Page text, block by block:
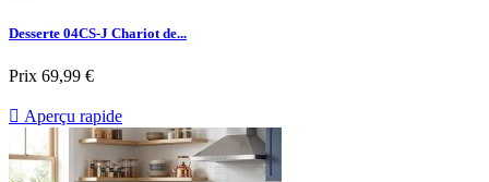
Desserte 04CS-J Chariot de...
Prix 69,99 €
 Aperçu rapide